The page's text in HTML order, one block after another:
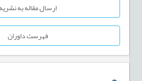
ارسال مقاله به نشریه
فهرست داوران